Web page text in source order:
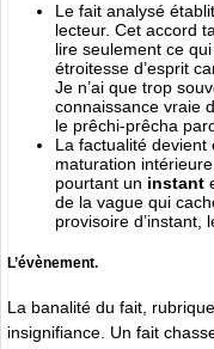
Le fait analysé
lecteur. Cet accord
lire seulement ce
étroitesse d’esprit
Je n’ai que trop
connaissance vraie
le prêchi-prêcha
La factualité devient
maturation
pourtant un instant
de la vague qui
provisoire d’instant,
L’évènement.
La banalité du fait,
insignifiance. Un fait